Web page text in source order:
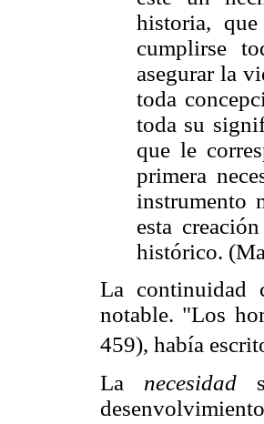
historia,
cumplirse
asegurar la
toda
toda su
que le
primera
instrumento
esta
histórico.
La continuidad
notable. "Los
459), había
La necesidad